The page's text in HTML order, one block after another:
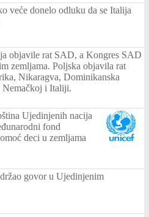
veće donelo odluku da se Italija
objavile rat SAD, a Kongres SAD
zemljama. Poljska objavila rat
Nikaragva, Dominikanska
Nemačkoj i Italiji.
Ujedinjenih nacija
fond
deci u zemljama
govor u Ujedinjenim